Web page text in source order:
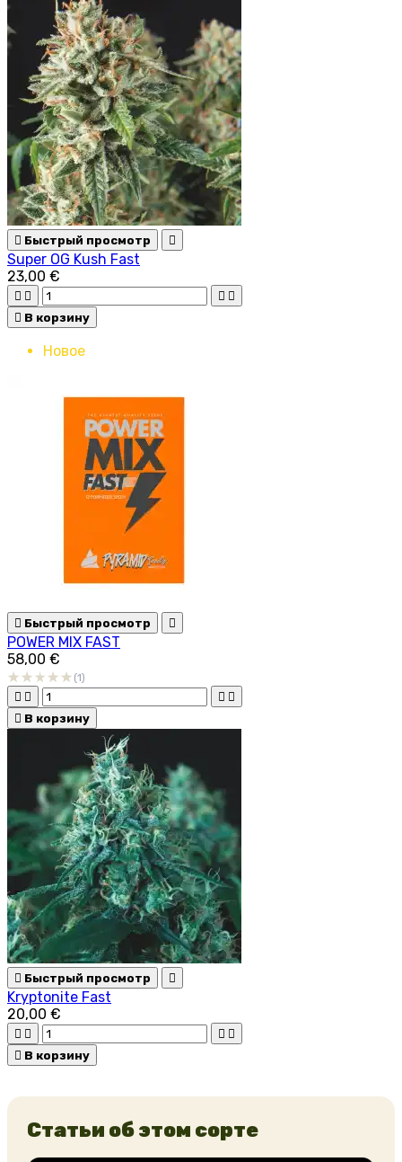
 Быстрый просмотр 
Super OG Kush Fast
23,00 €
   
 В корзину
Новое
 Быстрый просмотр 
POWER MIX FAST
58,00 €
(1)
   
 В корзину
 Быстрый просмотр 
Kryptonite Fast
20,00 €
   
 В корзину
Статьи об этом сорте